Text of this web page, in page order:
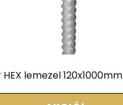
lemezel 120x1000mm